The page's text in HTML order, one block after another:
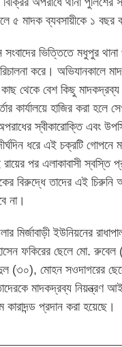
৫ মাদক ব্যবসায়ীকে ১ বছর
ভিত্তিতে মধুপুর
করে। অভিযানকালে
থেকে বেশ কিছু মাদকদ্রব্য
কার্যালয়ে হাজির করা হলে
স্বীকারোক্তি এবং
ধরে এই চক্রটি গোপনে
পর এলাকাবাসী স্বস্তি
বিরুদ্ধে তাদের এই
না।
মির্জাবাড়ী ইউনিয়নের
ফকিরের ছেলে মো.
(৩০), মোহন সওদাগরের
মাদকদ্রব্য
প্রদান করা হয়েছে।